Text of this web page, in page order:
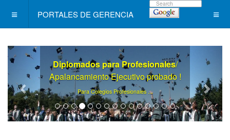
PORTALES DE GERENCIA
Diplomados para Profesionales/
Apalancamiento Ejecutivo probado !
Para Colegios Profesionales ...